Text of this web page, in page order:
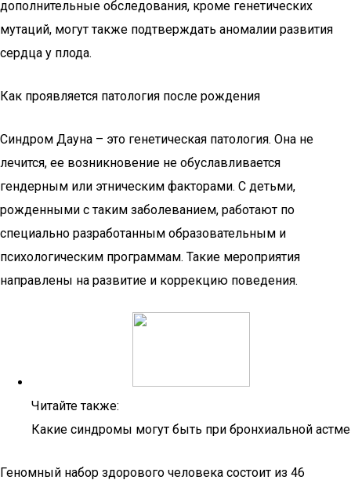
дополнительные обследования, кроме генетических
мутаций, могут также подтверждать аномалии развития
сердца у плода.
Как проявляется патология после рождения
Синдром Дауна – это генетическая патология. Она не
лечится, ее возникновение не обуславливается
гендерным или этническим факторами. С детьми,
рожденными с таким заболеванием, работают по
специально разработанным образовательным и
психологическим программам. Такие мероприятия
направлены на развитие и коррекцию поведения.
Читайте также:
Какие синдромы могут быть при бронхиальной астме
Геномный набор здорового человека состоит из 46